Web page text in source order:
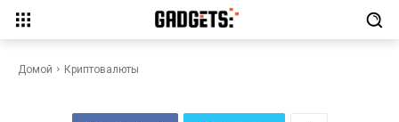
Домой Криптовалюты
миллиардеры: кто заработал